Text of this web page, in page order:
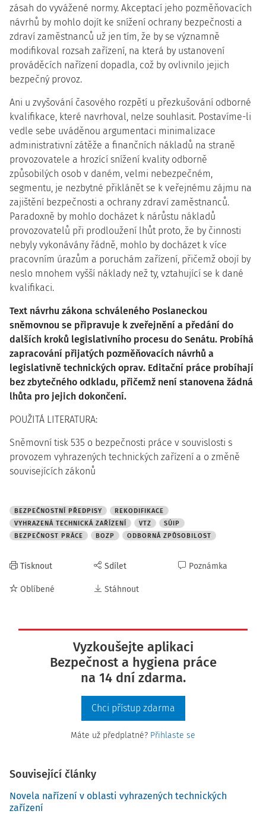
zásah do vyvážené normy. Akceptací jeho pozměňovacích
návrhů by mohlo dojít ke snížení ochrany bezpečnosti a
zdraví zaměstnanců už jen tím, že by se významně
modifikoval rozsah zařízení, na která by ustanovení
prováděcích nařízení dopadla, což by ovlivnilo jejich
bezpečný provoz.
Ani u zvyšování časového rozpětí u přezkušování odborné
kvalifikace, které navrhoval, nelze souhlasit. Postavíme-li
vedle sebe uváděnou argumentaci minimalizace
administrativní zátěže a finančních nákladů na straně
provozovatele a hrozící snížení kvality odborně
způsobilých osob v daném, velmi nebezpečném,
segmentu, je nezbytné přiklánět se k veřejnému zájmu na
zajištění bezpečnosti a ochrany zdraví zaměstnanců.
Paradoxně by mohlo docházet k nárůstu nákladů
provozovatelů při prodloužení lhůt proto, že by činnosti
nebyly vykonávány řádně, mohlo by docházet k více
pracovním úrazům a poruchám zařízení, přičemž obojí by
neslo mnohem vyšší náklady než ty, vztahující se k dané
kvalifikaci.
Text návrhu zákona schváleného Poslaneckou
sněmovnou se připravuje k zveřejnění a předání do
dalších kroků legislativního procesu do Senátu. Probíhá
zapracování přijatých pozměňovacích návrhů a
legislativně technických oprav. Editační práce probíhají
bez zbytečného odkladu, přičemž není stanovena žádná
lhůta pro jejich dokončení.
POUŽITÁ LITERATURA:
Sněmovní tisk 535 o bezpečnosti práce v souvislosti s
provozem vyhrazených technických zařízení a o změně
souvisejících zákonů
BEZPEČNOSTNÍ PŘEDPISY
REKODIFIKACE
VYHRAZENÁ TECHNICKÁ ZAŘÍZENÍ
VTZ
SÚIP
BEZPEČNOST PRÁCE
BOZP ODBORNÁ ZPŮSOBILOST
Tisknout
Oblíbené
Sdílet
Stáhnout
Poznámka
Vyzkoušejte aplikaci
Bezpečnost a hygiena práce
na 14 dní zdarma.
Chci přístup zdarma
Máte už předplatné? Přihlaste se
Související články
Novela nařízení v oblasti vyhrazených technických
zařízení